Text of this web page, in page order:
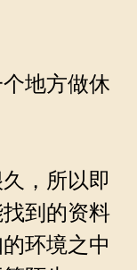
地方做休
，所以即
到的资料
环境之中